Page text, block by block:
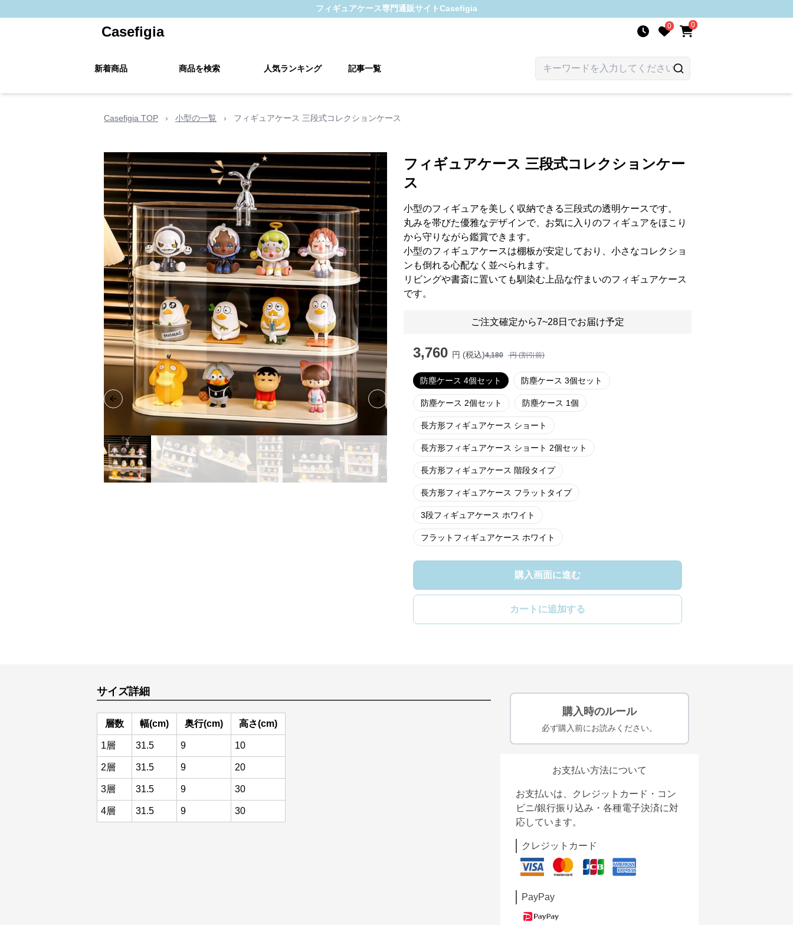
フィギュアケース専門通販サイトCasefigia
Casefigia 0 0
新着商品 商品を検索 人気ランキング 記事一覧
Casefigia TOP › 小型の一覧 › フィギュアケース 三段式コレクションケース
Previous slide Next slide
フィギュアケース 三段式コレクションケー
ス
小型のフィギュアを美しく収納できる三段式の透明ケースです。
丸みを帯びた優雅なデザインで、お気に入りのフィギュアをほこり
から守りながら鑑賞できます。
小型のフィギュアケースは棚板が安定しており、小さなコレクショ
ンも倒れる心配なく並べられます。
リビングや書斎に置いても馴染む上品な佇まいのフィギュアケース
です。
ご注文確定から7~28日でお届け予定
3,760 円 (税込)4,180 円 (割引前)
防塵ケース 4個セット 防塵ケース 3個セット
防塵ケース 2個セット 防塵ケース 1個
長方形フィギュアケース ショート
長方形フィギュアケース ショート 2個セット
長方形フィギュアケース 階段タイプ
長方形フィギュアケース フラットタイプ
3段フィギュアケース ホワイト
フラットフィギュアケース ホワイト
購入画面に進む
カートに追加する
サイズ詳細
層数 幅(cm) 奥行(cm) 高さ(cm)
1層 31.5 9 10
2層 31.5 9 20
3層 31.5 9 30
4層 31.5 9 30
購入時のルール
必ず購入前にお読みください。
お支払い方法について
お支払いは、クレジットカード・コン
ビニ/銀行振り込み・各種電子決済に対
応しています。
クレジットカード
PayPay